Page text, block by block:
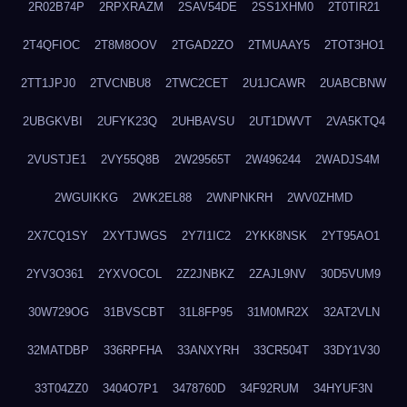
2R02B74P 2RPXRAZM 2SAV54DE 2SS1XHM0 2T0TIR21
2T4QFIOC 2T8M8OOV 2TGAD2ZO 2TMUAAY5 2TOT3HO1
2TT1JPJ0 2TVCNBU8 2TWC2CET 2U1JCAWR 2UABCBNW
2UBGKVBI 2UFYK23Q 2UHBAVSU 2UT1DWVT 2VA5KTQ4
2VUSTJE1 2VY55Q8B 2W29565T 2W496244 2WADJS4M
2WGUIKKG 2WK2EL88 2WNPNKRH 2WV0ZHMD
2X7CQ1SY 2XYTJWGS 2Y7I1IC2 2YKK8NSK 2YT95AO1
2YV3O361 2YXVOCOL 2Z2JNBKZ 2ZAJL9NV 30D5VUM9
30W729OG 31BVSCBT 31L8FP95 31M0MR2X 32AT2VLN
32MATDBP 336RPFHA 33ANXYRH 33CR504T 33DY1V30
33T04ZZ0 3404O7P1 3478760D 34F92RUM 34HYUF3N